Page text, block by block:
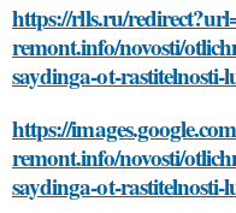
https://rlls.ru/
remont.info/novosti/
saydinga-ot-
https://
remont.info/novosti/
saydinga-ot-